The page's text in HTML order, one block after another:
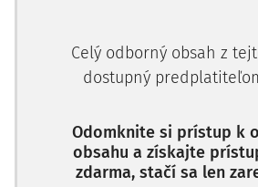
Celý odborný obsah z
dostupný
Odomknite si prístup k
obsahu a získajte
zdarma, stačí sa len